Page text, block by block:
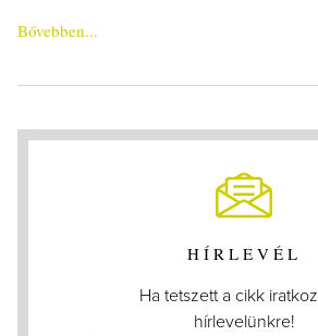
Bővebben...
HÍRLEVÉL
Ha tetszett a cikk
hírlevelünkre!